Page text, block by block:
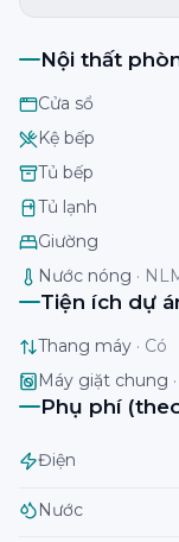
Nội thất
Cửa sổ
Kệ bếp
Tủ bếp
Tủ lạnh
Giường
Nước nóng ·
Tiện ích dự
Thang máy · Có
Máy giặt chung ·
Phụ phí
Điện
Nước